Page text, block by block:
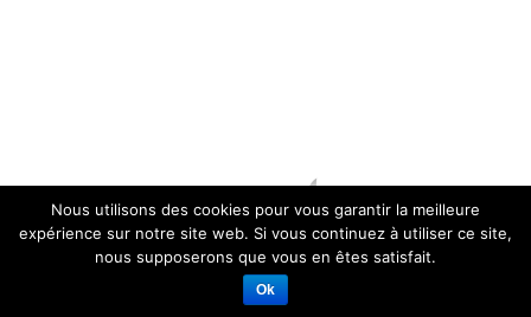
Nous utilisons des cookies pour vous garantir la meilleure
expérience sur notre site web. Si vous continuez à utiliser ce site,
nous supposerons que vous en êtes satisfait.
Ok